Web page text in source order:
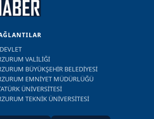
VALİLİĞİ
BÜYÜKŞEHİR BELEDİYESİ
EMNİYET MÜDÜRLÜĞÜ
ÜNİVERSİTESİ
TEKNİK ÜNİVERSİTESİ